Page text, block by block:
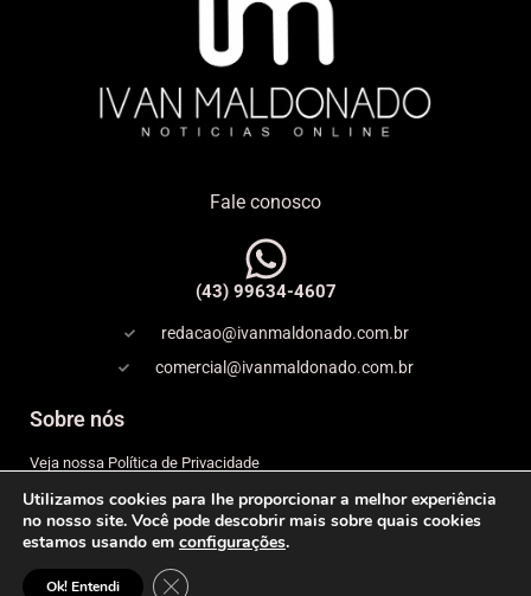
Fale conosco
(43) 99634-4607
redacao@ivanmaldonado.com.br
comercial@ivanmaldonado.com.br
Sobre nós
Veja nossa Política de Privacidade
Copyright
Expediente
© 2026 IVAN MALDONADO – NOTÍCIAS ONLINE– Todos os
Utilizamos cookies para lhe proporcionar a melhor experiência
no nosso site. Você pode descobrir mais sobre quais cookies
estamos usando em configurações.
Ok! Entendi Close GDPR Cookie Banner